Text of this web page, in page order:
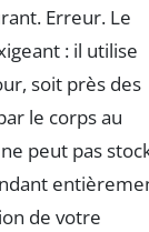
Erreur. Le
: il utilise
soit près des
le corps au
peut pas
de votre